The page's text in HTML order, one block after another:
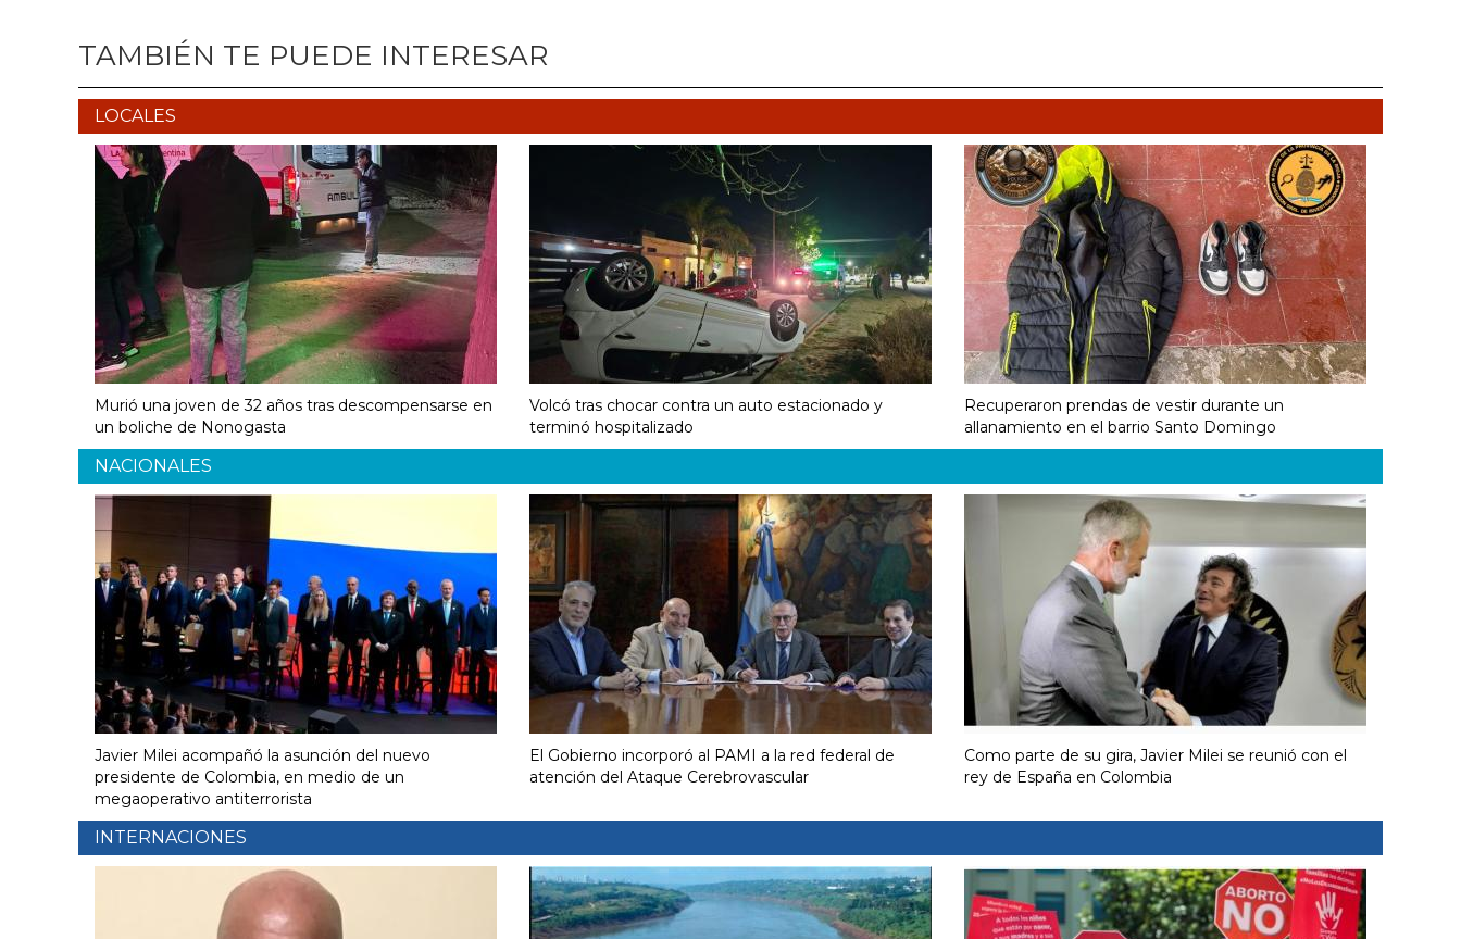
TAMBIÉN TE PUEDE INTERESAR
LOCALES
Murió una joven de 32 años tras descompensarse en
un boliche de Nonogasta
Volcó tras chocar contra un auto estacionado y
terminó hospitalizado
Recuperaron prendas de vestir durante un
allanamiento en el barrio Santo Domingo
NACIONALES
Javier Milei acompañó la asunción del nuevo
presidente de Colombia, en medio de un
megaoperativo antiterrorista
El Gobierno incorporó al PAMI a la red federal de
atención del Ataque Cerebrovascular
Como parte de su gira, Javier Milei se reunió con el
rey de España en Colombia
INTERNACIONES